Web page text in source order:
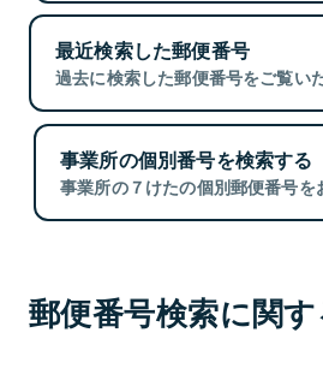
最近検索した郵便番号
過去に検索した郵便番号をご覧い
事業所の個別番号を検索する
事業所の７けたの個別郵便番号を
郵便番号検索に関